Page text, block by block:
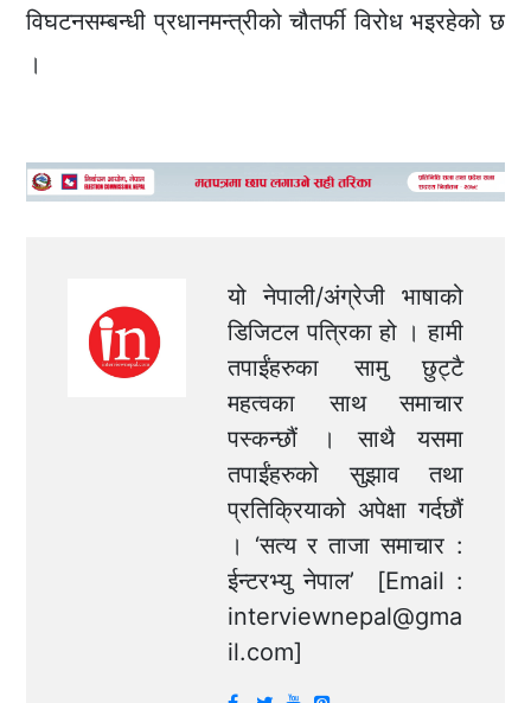
विघटनसम्बन्धी प्रधानमन्त्रीको चौतर्फी विरोध भइरहेको छ
।
यो नेपाली/अंग्रेजी भाषाको
डिजिटल पत्रिका हो । हामी
तपाईंहरुका सामु छुट्टै
महत्वका साथ समाचार
पस्कन्छौं । साथै यसमा
तपाईंहरुको सुझाव तथा
प्रतिक्रियाको अपेक्षा गर्दछौं
। ‘सत्य र ताजा समाचार :
ईन्टरभ्यु नेपाल’ [Email :
interviewnepal@gma
il.com]